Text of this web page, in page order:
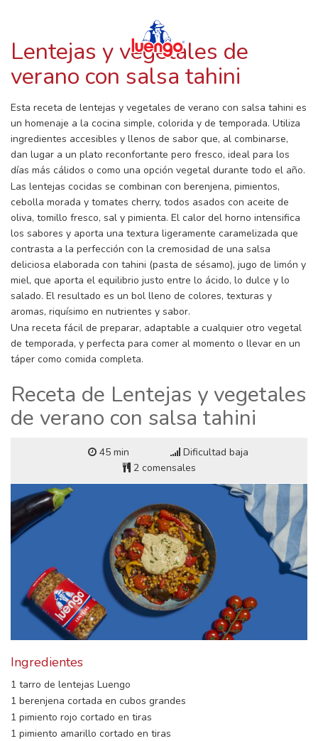
Lentejas y vegetales de
verano con salsa tahini
Esta receta de lentejas y vegetales de verano con salsa tahini es
un homenaje a la cocina simple, colorida y de temporada. Utiliza
ingredientes accesibles y llenos de sabor que, al combinarse,
dan lugar a un plato reconfortante pero fresco, ideal para los
días más cálidos o como una opción vegetal durante todo el año.
Las lentejas cocidas se combinan con berenjena, pimientos,
cebolla morada y tomates cherry, todos asados con aceite de
oliva, tomillo fresco, sal y pimienta. El calor del horno intensifica
los sabores y aporta una textura ligeramente caramelizada que
contrasta a la perfección con la cremosidad de una salsa
deliciosa elaborada con tahini (pasta de sésamo), jugo de limón y
miel, que aporta el equilibrio justo entre lo ácido, lo dulce y lo
salado. El resultado es un bol lleno de colores, texturas y
aromas, riquísimo en nutrientes y sabor.
Una receta fácil de preparar, adaptable a cualquier otro vegetal
de temporada, y perfecta para comer al momento o llevar en un
táper como comida completa.
Receta de Lentejas y vegetales
de verano con salsa tahini
45 min
Dificultad baja
2 comensales
Ingredientes
1 tarro de lentejas Luengo
1 berenjena cortada en cubos grandes
1 pimiento rojo cortado en tiras
1 pimiento amarillo cortado en tiras